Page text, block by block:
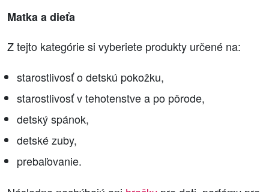
Matka a dieťa
Z tejto kategórie si vyberiete produkty určené na:
starostlivosť o detskú pokožku,
starostlivosť v tehotenstve a po pôrode,
detský spánok,
detské zuby,
prebaľovanie.